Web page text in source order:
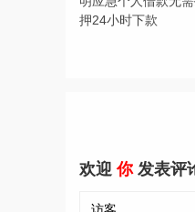
欢迎你发表评